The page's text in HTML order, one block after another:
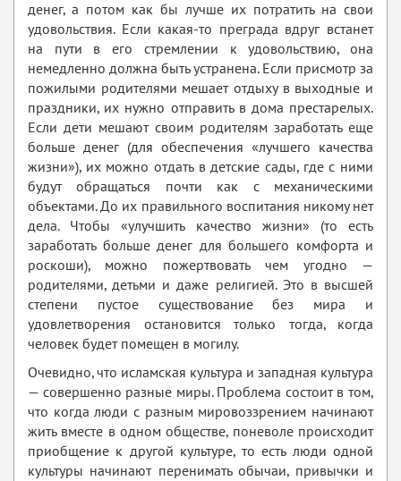
денег, а потом как бы лучше их потратить на свои
удовольствия. Если какая-то преграда вдруг встанет
на пути в его стремлении к удовольствию, она
немедленно должна быть устранена. Если присмотр за
пожилыми родителями мешает отдыху в выходные и
праздники, их нужно отправить в дома престарелых.
Если дети мешают своим родителям заработать еще
больше денег (для обеспечения «лучшего качества
жизни»), их можно отдать в детские сады, где с ними
будут обращаться почти как с механическими
объектами. До их правильного воспитания никому нет
дела. Чтобы «улучшить качество жизни» (то есть
заработать больше денег для большего комфорта и
роскоши), можно пожертвовать чем угодно —
родителями, детьми и даже религией. Это в высшей
степени пустое существование без мира и
удовлетворения остановится только тогда, когда
человек будет помещен в могилу.
Очевидно, что исламская культура и западная культура
— совершенно разные миры. Проблема состоит в том,
что когда люди с разным мировоззрением начинают
жить вместе в одном обществе, поневоле происходит
приобщение к другой культуре, то есть люди одной
культуры начинают перенимать обычаи, привычки и